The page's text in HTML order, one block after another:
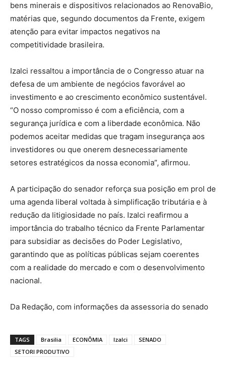
bens minerais e dispositivos relacionados ao RenovaBio,
matérias que, segundo documentos da Frente, exigem
atenção para evitar impactos negativos na
competitividade brasileira.
​Izalci ressaltou a importância de o Congresso atuar na
defesa de um ambiente de negócios favorável ao
investimento e ao crescimento econômico sustentável.
“O nosso compromisso é com a eficiência, com a
segurança jurídica e com a liberdade econômica. Não
podemos aceitar medidas que tragam insegurança aos
investidores ou que onerem desnecessariamente
setores estratégicos da nossa economia”, afirmou.
​A participação do senador reforça sua posição em prol de
uma agenda liberal voltada à simplificação tributária e à
redução da litigiosidade no país. Izalci reafirmou a
importância do trabalho técnico da Frente Parlamentar
para subsidiar as decisões do Poder Legislativo,
garantindo que as políticas públicas sejam coerentes
com a realidade do mercado e com o desenvolvimento
nacional.
Da Redação, com informações da assessoria do senado
TAGS Brasilia ECONÔMIA Izalci
SENADO
SETORI PRODUTIVO